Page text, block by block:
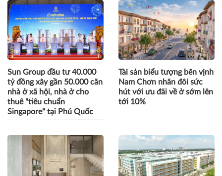
Sun Group đầu tư 40.000
tỷ đồng xây gần 50.000 căn
nhà ở xã hội, nhà ở cho
thuê "tiêu chuẩn
Singapore" tại Phú Quốc
Tài sản biểu tượng bên vịnh
Nam Chơn nhân đôi sức
hút với ưu đãi về ở sớm lên
tới 10%